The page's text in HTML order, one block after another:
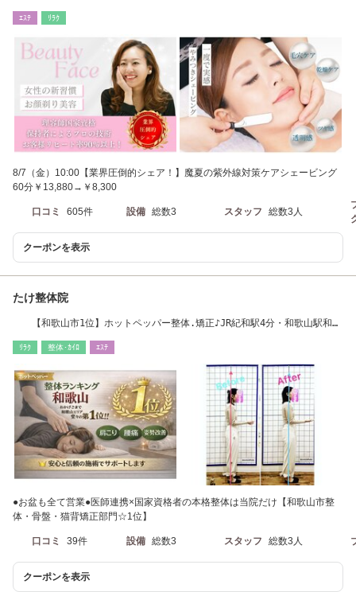
ｴｽﾃ ﾘﾗｸ
8/7（金）10:00【業界圧倒的シェア！】魔夏の紫外線対策ケアシェービング
60分￥13,880→￥8,300
口コミ 605件 設備 総数3 スタッフ 総数3人
クーポンを表示
たけ整体院
【和歌山市1位】ホットペッパー整体.矯正♪JR紀和駅4分・和歌山駅和歌
ﾘﾗｸ 整体･ｶｲﾛ ｴｽﾃ
●お盆も全て営業●医師連携×国家資格者の本格整体は当院だけ【和歌山市整
体・骨盤・猫背矯正部門☆1位】
口コミ 39件 設備 総数3 スタッフ 総数3人
クーポンを表示